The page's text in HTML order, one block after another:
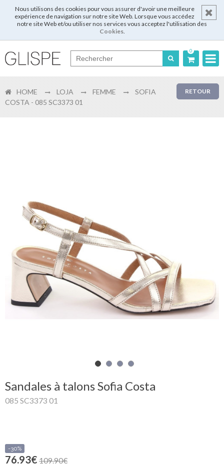
Nous utilisons des cookies pour vous assurer d'avoir une meilleure
expérience de navigation sur notre site Web. Lorsque vous accédez
notre site Web et/ou utiliser nos services vous acceptez l'utilisation des
Cookies.
0
English
Enregistrer
Mon
panier
Glispe
Femme
RETOUR
HOME LOJA FEMME
SOFIA
COSTA - 085 SC3373 01
Sandales à talons Sofia Costa
085 SC3373 01
-30%
76.93€ 109.90€